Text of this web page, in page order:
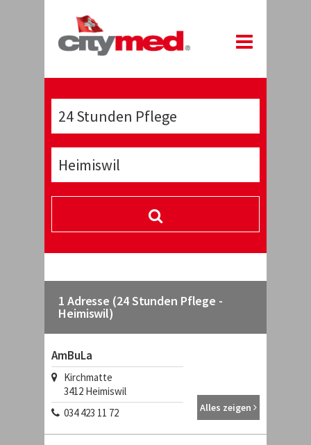
1 Adresse (24 Stunden Pflege -
Heimiswil)
AmBuLa
Kirchmatte
3412 Heimiswil
034 423 11 72
Alles zeigen